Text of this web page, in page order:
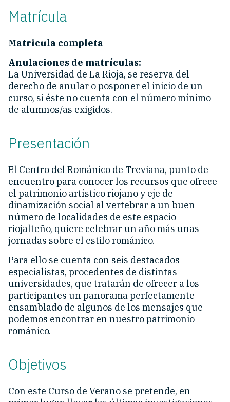
Matrícula
Matricula completa
Anulaciones de matrículas:
La Universidad de La Rioja, se reserva del
derecho de anular o posponer el inicio de un
curso, si éste no cuenta con el número mínimo
de alumnos/as exigidos.
Presentación
El Centro del Románico de Treviana, punto de
encuentro para conocer los recursos que ofrece
el patrimonio artístico riojano y eje de
dinamización social al vertebrar a un buen
número de localidades de este espacio
riojalteño, quiere celebrar un año más unas
jornadas sobre el estilo románico.
Para ello se cuenta con seis destacados
especialistas, procedentes de distintas
universidades, que tratarán de ofrecer a los
participantes un panorama perfectamente
ensamblado de algunos de los mensajes que
podemos encontrar en nuestro patrimonio
románico.
Objetivos
Con este Curso de Verano se pretende, en